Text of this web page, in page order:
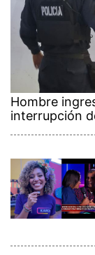
Hombre
interrupción